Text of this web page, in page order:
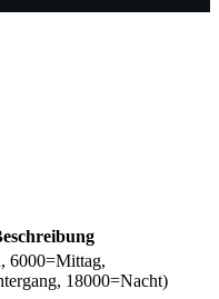
6000=Mittag,
18000=Nacht)